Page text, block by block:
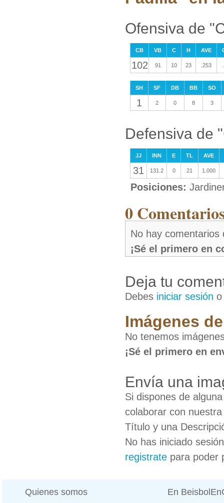
Ofensiva de
CB VB C H AVE
102 91 10 23 .253
SH SF DB BB SO
1 2 0 8 3
Defensiva de
JJ INN E TL AVE
31 131.2 0 21 1.000
Posiciones:
0
No hay comentarios
¡Sé el primero en
Deja tu
Debes iniciar sesión
Imágenes
No tenemos
¡Sé el primero en
Envía una
Si dispones de
colaborar con
Título y una
No has iniciado
registrate para poder
Quienes somos En